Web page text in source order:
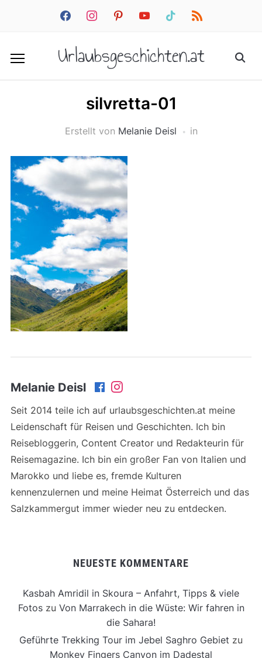
facebookinstagrampinterestyoutube tiktok rss
Urlaubsgeschichten.at
silvretta-01
Erstellt von Melanie Deisl in
Melanie Deisl
Seit 2014 teile ich auf urlaubsgeschichten.at meine
Leidenschaft für Reisen und Geschichten. Ich bin
Reisebloggerin, Content Creator und Redakteurin für
Reisemagazine. Ich bin ein großer Fan von Italien und
Marokko und liebe es, fremde Kulturen
kennenzulernen und meine Heimat Österreich und das
Salzkammergut immer wieder neu zu entdecken.
NEUESTE KOMMENTARE
Kasbah Amridil in Skoura – Anfahrt, Tipps & viele
Fotoszu Von Marrakech in die Wüste: Wir fahren in
die Sahara!
Geführte Trekking Tour im Jebel Saghro Gebiet zu
Monkey Fingers Canyon im Dadestal